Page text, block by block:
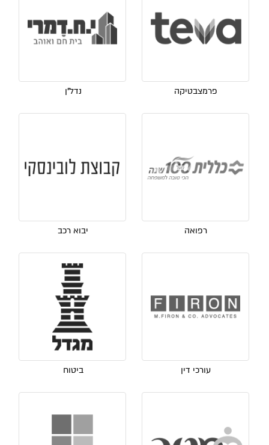
פרמצבטיקה נדל"ן
רפואה יבוא רכב
עורכי דין ביטוח